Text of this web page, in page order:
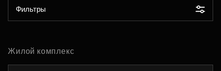
Фильтры
Жилой комплекс